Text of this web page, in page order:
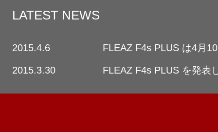
LATEST NEWS
2015.4.6 FLEAZ F4s PLUS は4月
2015.3.30 FLEAZ F4s PLUS を発表